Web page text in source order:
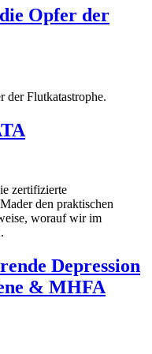
Opfer der
der Flutkatastrophe.
zertifizierte
den praktischen
worauf wir im
Depression
& MHFA